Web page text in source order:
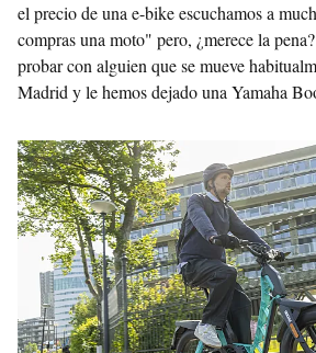
el precio de una e-bike escuchamos a
compras una moto" pero, ¿merece la
probar con alguien que se mueve
Madrid y le hemos dejado una Yamaha